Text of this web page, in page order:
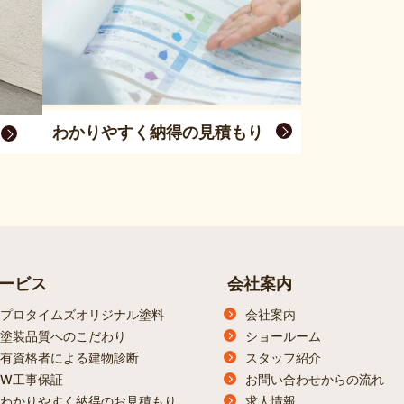
わかりやすく納得の見積もり
ビス
プロタイムズオリジナル塗料
塗装品質へのこだわり
有資格者による建物診断
W工事保証
わかりやすく納得のお見積もり
会社案内
会社案内
ショールーム
スタッフ紹介
お問い合わせからの流れ
求人情報